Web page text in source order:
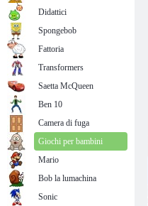
Didattici
Spongebob
Fattoria
Transformers
Saetta McQueen
Ben 10
Camera di fuga
Giochi per bambini
Mario
Bob la lumachina
Sonic